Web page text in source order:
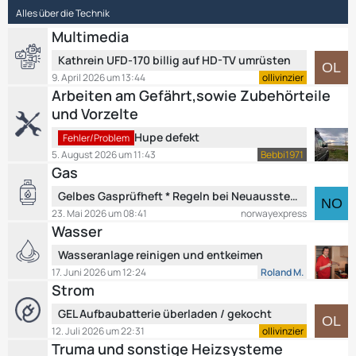
ä
g
e
B
e
r
ä
g
Alles über die Technik
Multimedia
e
t
z
t
B
e
r
ä
Kathrein UFD-170 billig auf HD-TV umrüsten
ollivinzier
9. April 2026 um 13:44
Arbeiten am Gefährt,sowie Zubehörteile
und Vorzelte
e
t
z
e
B
t
r
g
e
Fehler/Problem Hupe defekt
Bebbi1971
5. August 2026 um 11:43
Gas
e
t
z
e
B
t
r
Gelbes Gasprüfheft * Regeln bei Neuausstellung Ersatzheft * Mitführpflicht
norwayexpress
23. Mai 2026 um 08:41
Wasser
e
t
z
e
B
Wasseranlage reinigen und entkeimen
Roland M.
17. Juni 2026 um 12:24
Strom
e
t
GEL Aufbaubatterie überladen / gekocht
ollivinzier
12. Juli 2026 um 22:31
Truma und sonstige Heizsysteme